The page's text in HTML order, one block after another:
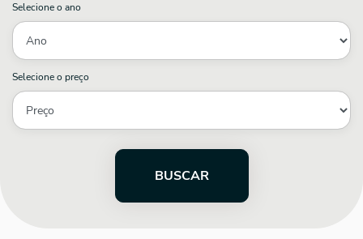
Selecione o ano
Selecione o preço
BUSCAR